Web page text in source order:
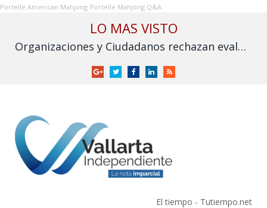
Portelle American Mahjong Portelle Mahjong Q&A
LO MAS VISTO
Organizaciones y Ciudadanos rechazan evaluación sobre fracking y exigen su prohibición en México
GoogleTwitterFacebookLinkedInRSS
El tiempo - Tutiempo.net